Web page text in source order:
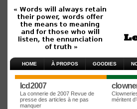
HOME À PROPOS GOODIES
lcd2007
La connerie de 2007 Revue de
presse des articles à ne pas
manquer
méritent